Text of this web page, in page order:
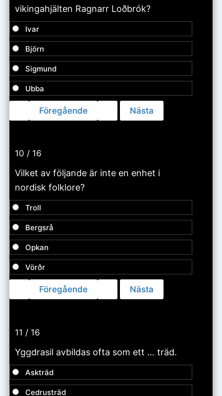
vikingahjälten Ragnarr Loðbrók?
Ivar
Björn
Sigmund
Ubba
10 / 16
Vilket av följande är inte en enhet i
nordisk folklore?
Troll
Bergsrå
Opkan
Vörðr
11 / 16
Yggdrasil avbildas ofta som ett … träd.
Askträd
Cedrusträd